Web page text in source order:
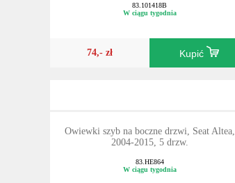
83.101418B
W ciągu tygodnia
74,- zł Kupić
Owiewki szyb na boczne drzwi, Seat Altea,
2004-2015, 5 drzw.
83.HE864
W ciągu tygodnia